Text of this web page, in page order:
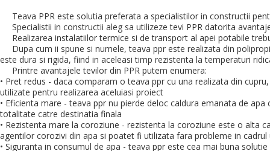
Teava PPR este solutia preferata a specialistilor in constructii
Specialistii in constructii aleg sa utilizeze tevi PPR datorita
Realizarea instalatiilor termice si de transport al apei potabile
Dupa cum ii spune si numele, teava ppr este realizata din
este dura si rigida, fiind in aceleasi timp rezistenta la temperaturi
Printre avantajele tevilor din PPR putem enumera:
• Pret redus - daca comparam o teava ppr cu una realizata din
utilizate pentru realizarea aceluiasi proiect
• Eficienta mare - teava ppr nu pierde deloc caldura emanata de
totalitate catre destinatia finala
• Rezistenta mare la coroziune - rezistenta la coroziune este o alta
agentilor corozivi din apa si poatet fi utilizata fara probleme in
• Siguranta in consumul de apa - teava ppr este cea mai buna